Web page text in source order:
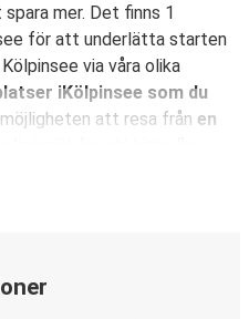
mer. Det finns 1
för att underlätta starten
via våra olika
iKölpinsee som du
möjligheten att resa från en
av prisvärda och
Res bekvämt med